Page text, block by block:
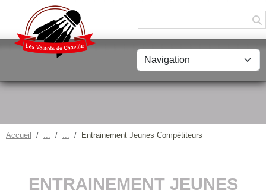
Accueil Entrainement Jeunes Compétiteurs
ENTRAINEMENT JEUNES
Panneau de gestion des cookies